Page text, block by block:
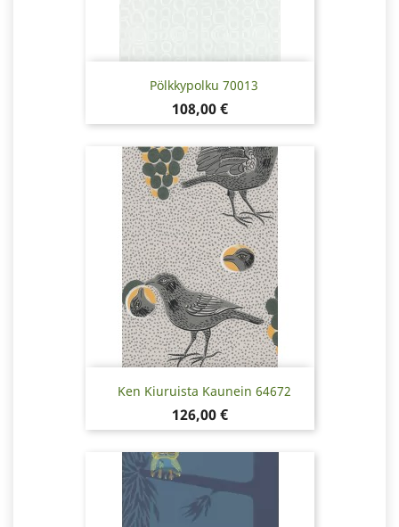
Pölkkypolku 70013
Pris
108,00 €
Ken Kiuruista Kaunein 64672
Pris
126,00 €